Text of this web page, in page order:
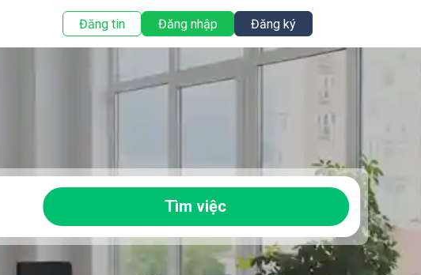
Đăng tin Đăng nhập Đăng ký
Tìm việc